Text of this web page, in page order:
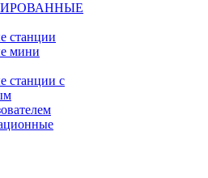
станции
мини
станции с